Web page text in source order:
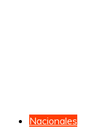
Nacionales